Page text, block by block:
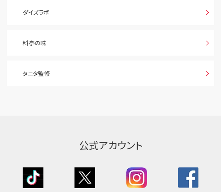
ダイズラボ
料亭の味
タニタ監修
公式アカウント